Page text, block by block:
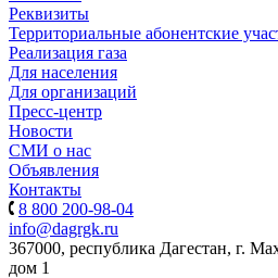
Реквизиты
Территориальные абонентские
Реализация газа
Для населения
Для организаций
Пресс-центр
Новости
СМИ о нас
Объявления
Контакты
8 800 200-98-04
info@dagrgk.ru
367000, республика Дагестан, г.
дом 1